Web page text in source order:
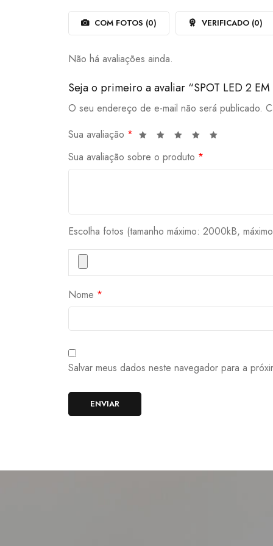
5
COM FOTOS (0) VERIFICADO (0)
Não há avaliações ainda.
Seja o primeiro a avaliar “SPOT LED 2
O seu endereço de e-mail não será publicado.
Sua avaliação *
Sua avaliação sobre o produto *
Escolha fotos (tamanho máximo: 2000kB,
Nome *
Salvar meus dados neste navegador para a